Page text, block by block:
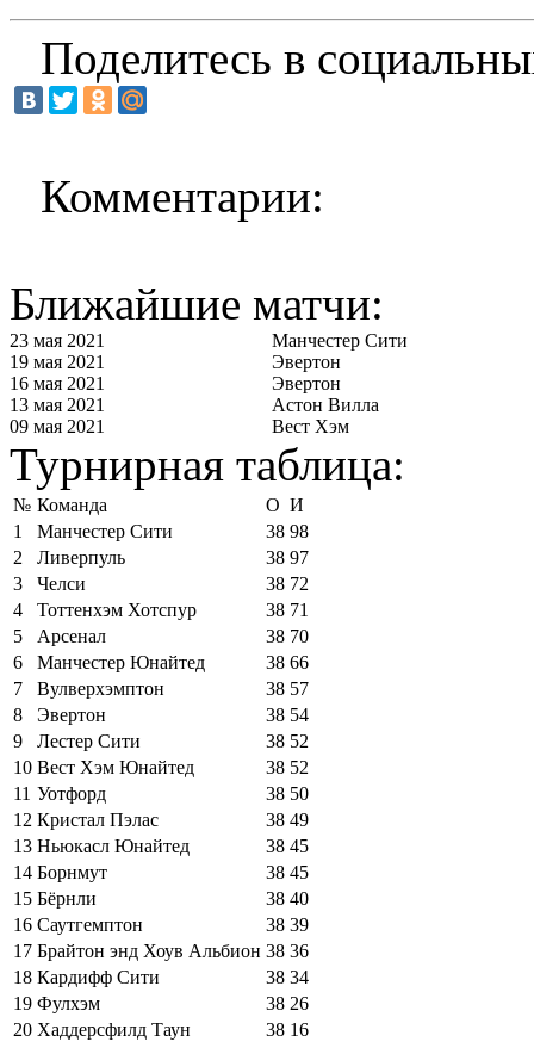
Поделитесь в
Комментарии:
Ближайшие матчи:
23 мая 2021
Манчестер Сити
19 мая 2021
Эвертон
16 мая 2021
Эвертон
13 мая 2021
Астон Вилла
09 мая 2021
Вест Хэм
Турнирная таблица:
№ Команда О И
1
Манчестер Сити 38 98
2
Ливерпуль 38 97
3
Челси 38 72
4
Тоттенхэм Хотспур 38 71
5
Арсенал 38 70
6
Манчестер Юнайтед 38 66
7
Вулверхэмптон 38 57
8
Эвертон 38 54
9
Лестер Сити 38 52
10 Вест Хэм Юнайтед 38 52
11 Уотфорд 38 50
12 Кристал Пэлас 38 49
13 Ньюкасл Юнайтед 38 45
14 Борнмут 38 45
15 Бёрнли 38 40
16 Саутгемптон 38 39
17 Брайтон энд Хоув Альбион 38 36
18 Кардифф Сити 38 34
19 Фулхэм 38 26
20 Хаддерсфилд Таун 38 16